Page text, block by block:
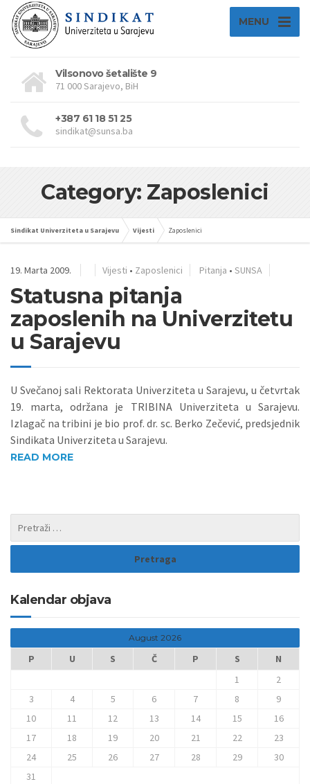
MENU
Vilsonovo šetalište 9
71 000 Sarajevo, BiH
+387 61 18 51 25
sindikat@sunsa.ba
Category: Zaposlenici
Sindikat Univerziteta u Sarajevu Vijesti Zaposlenici
19. Marta 2009. Vijesti • Zaposlenici Pitanja • SUNSA
Statusna pitanja
zaposlenih na Univerzitetu
u Sarajevu
U Svečanoj sali Rektorata Univerziteta u Sarajevu, u četvrtak
19. marta, održana je TRIBINA Univerziteta u Sarajevu.
Izlagač na tribini je bio prof. dr. sc. Berko Zečević, predsjednik
Sindikata Univerziteta u Sarajevu.
READ MORE
Kalendar objava
August 2026
P U S Č P S
N
1
2
3
4 5 6 7 8
9
10
11 12 13 14 15
16
17
18 19 20 21 22
23
24
25 26 27 28 29
30
31